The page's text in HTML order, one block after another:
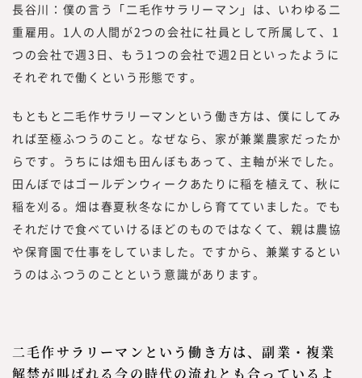
長谷川：僕の言う「二毛作サラリーマン」は、いわゆる二
重雇用。1人の人間が2つの会社に社員として所属して、1
つの会社で週3日、もう1つの会社で週2日といったように
それぞれで働くという形態です。
もともと二毛作サラリーマンという働き方は、僕にしてみ
れば至極ふつうのこと。なぜなら、家が兼業農家だったか
らです。うちには畑も田んぼもあって、主軸が米でした。
田んぼではゴールデンウィークあたりに稲を植えて、秋に
稲を刈る。畑は春夏秋冬なにかしら育てていました。でも
それだけで食べていけるほどのものではなくて、親は農協
や保育園で仕事をしていました。ですから、兼業するとい
うのはふつうのことという意識があります。
二毛作サラリーマンという働き方は、副業・複業
解禁が叫ばれる今の時代の流れとも合っているよ